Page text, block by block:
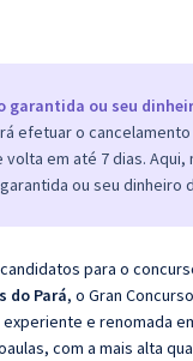
garantida ou seu
efetuar o
em até 7 dias. Aqui,
ou seu dinheiro
para o
do Pará, o Gran
e renomada
com a mais alta